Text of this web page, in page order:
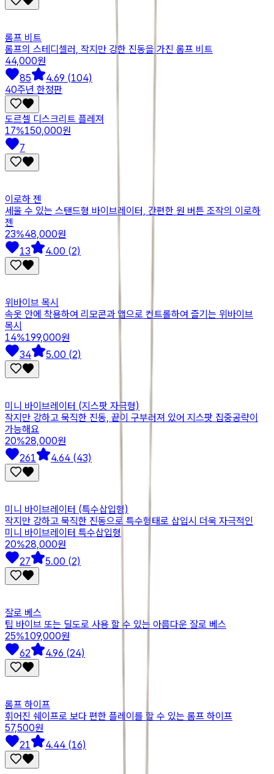
롬프 비트
롬프의 스테디셀러, 작지만 강한 진동을 가진 롬프 비트
44,000원
85
4.69 (104)
40주년 한정판
도르셀 디스크리트 플레져
17%150,000원
7
이로하 젠
세울 수 있는 스탠드형 바이브레이터, 간편한 원 버튼 조작의 이로하
젠
23%48,000원
13
4.00 (2)
위바이브 목시
속옷 안에 착용하여 리모콘과 앱으로 컨트롤하여 즐기는 위바이브
목시
14%199,000원
34
5.00 (2)
미니 바이브레이터 (지스팟 자극형)
작지만 강하고 묵직한 진동, 끝이 구부러져 있어 지스팟 집중공략이
가능해요
20%28,000원
261
4.64 (43)
미니 바이브레이터 (특수삽입형)
작지만 강하고 묵직한 진동으로 특수형태로 삽입시 더욱 자극적인
미니 바이브레이터 특수삽입형
20%28,000원
27
5.00 (2)
잘로 베스
팁 바이브 또는 딜도로 사용 할 수 있는 아름다운 잘로 베스
25%109,000원
62
4.96 (24)
롬프 하이프
휘어진 쉐이프로 보다 편한 플레이를 할 수 있는 롬프 하이프
57,500원
21
4.44 (16)